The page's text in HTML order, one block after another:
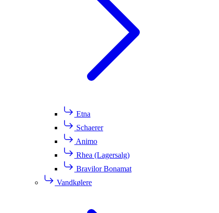
Etna
Schaerer
Animo
Rhea (Lagersalg)
Bravilor Bonamat
Vandkølere